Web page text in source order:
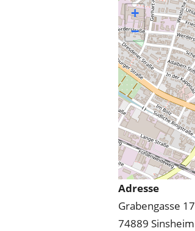
+
−
Adresse
Grabengasse 17
74889 Sinsheim